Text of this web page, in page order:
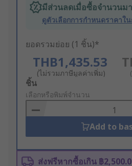
มีส่วนลดเมื่อซื้อจำนวนม
ดูตัวเลือกการกำหนดราคาใ
ยอดรวมย่อย (1 ชิ้น)*
THB1,435.53
(ไม่รวมภาษีมูลค่าเพิ่ม)
Add
to
Basket
ชิ้น
เลือกหรือพิมพ์จำนวน
Add to
ส่งฟรีหากซื้อเกิน ฿